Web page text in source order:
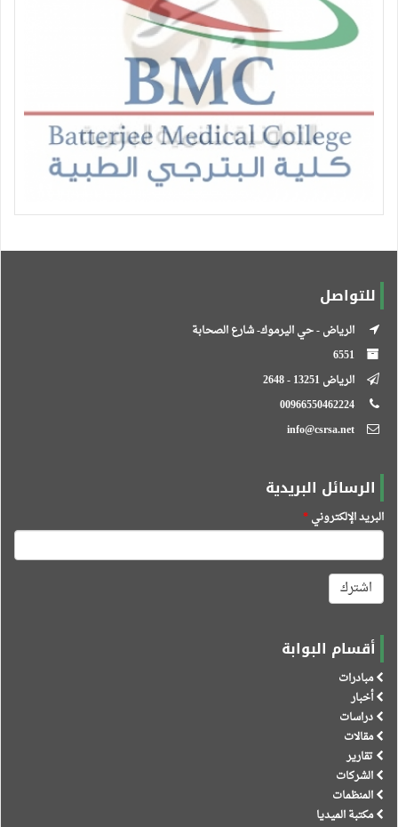
للتواصل
الرياض - حي اليرموك- شارع الصحابة
الرياض 13251 - 2648
الرسائل البريدية
البريد الإلكتروني*
اشترك
أقسام البوابة
مبادرات
أخبار
دراسات
مقالات
تقارير
الشركات
المنظمات
مكتبة الميديا